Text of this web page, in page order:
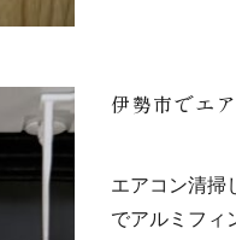
伊勢市でエ
エアコン清掃
でアルミフィ